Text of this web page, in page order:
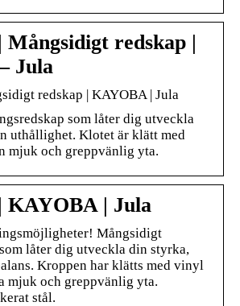
redskap |
Jula
redskap | KAYOBA | Jula
som låter dig utveckla
uthållighet. Klotet är klätt med
mjuk och greppvänlig yta.
KAYOBA | Jula
Mångsidigt
låter dig utveckla din styrka,
Kroppen har klätts med vinyl
mjuk och greppvänlig yta.
stål.